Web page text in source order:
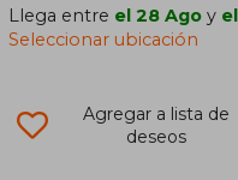
Llega entre el 28 Ago y
Seleccionar ubicación
Agregar a lista de
deseos